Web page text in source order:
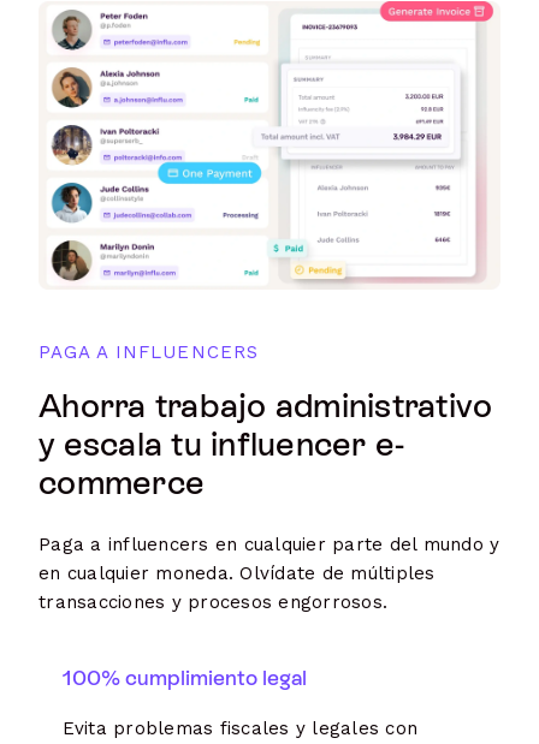
PAGA A INFLUENCERS
Ahorra trabajo administrativo
y escala tu influencer e-
commerce
Paga a influencers en cualquier parte del mundo y
en cualquier moneda. Olvídate de múltiples
transacciones y procesos engorrosos.
100% cumplimiento legal
Evita problemas fiscales y legales con